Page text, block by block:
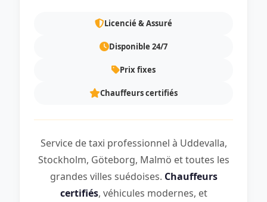
Licencié & Assuré
Disponible 24/7
Prix fixes
Chauffeurs certifiés
Service de taxi professionnel à Uddevalla,
Stockholm, Göteborg, Malmö et toutes les
grandes villes suédoises. Chauffeurs
certifiés, véhicules modernes, et